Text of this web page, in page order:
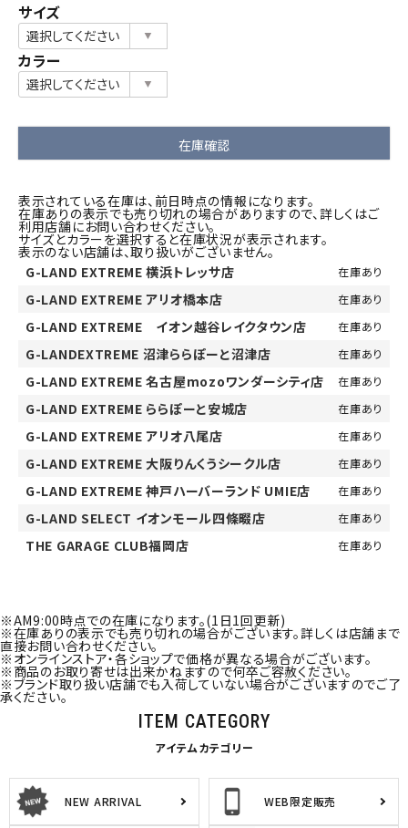
サイズ
カラー
在庫確認
表示されている在庫は、前日時点の情報になります。
在庫ありの表示でも売り切れの場合がありますので、詳しくはご
利用店舗にお問い合わせください。
サイズとカラーを選択すると在庫状況が表示されます。
表示のない店舗は、取り扱いがございません。
G-LAND EXTREME 横浜トレッサ店
在庫あり
G-LAND EXTREME アリオ橋本店 在庫あり
G-LAND EXTREME イオン越谷レイクタウン店 在庫あり
G-LANDEXTREME 沼津ららぽーと沼津店 在庫あり
G-LAND EXTREME 名古屋mozoワンダーシティ店 在庫あり
G-LAND EXTREME ららぽーと安城店 在庫あり
G-LAND EXTREME アリオ八尾店 在庫あり
G-LAND EXTREME 大阪りんくうシークル店 在庫あり
G-LAND EXTREME 神戸ハーバーランド UMIE店 在庫あり
G-LAND SELECT イオンモール四條畷店 在庫あり
THE GARAGE CLUB福岡店 在庫あり
※AM9:00時点での在庫になります。(1日1回更新)
※在庫ありの表示でも売り切れの場合がございます。詳しくは店舗まで
直接お問い合わせください。
※オンラインストア・各ショップで価格が異なる場合がございます。
※商品のお取り寄せは出来かねますので何卒ご容赦ください。
※ブランド取り扱い店舗でも入荷していない場合がございますのでご了
承ください。
ITEM CATEGORY
アイテムカテゴリー
NEW ARRIVAL WEB限定販売